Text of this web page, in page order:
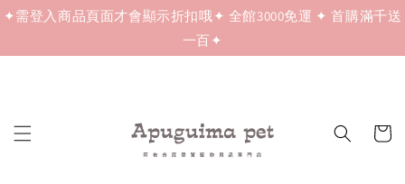
✦需登入商品頁面才會顯示折扣哦✦ 全館3000免運 ✦ 首購滿千送
一百✦